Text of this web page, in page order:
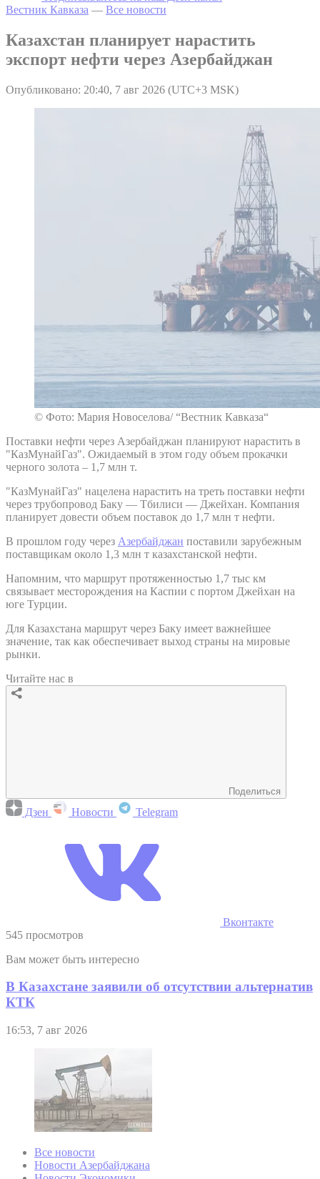
Вестник Кавказа — Все новости
Казахстан планирует нарастить
экспорт нефти через Азербайджан
Опубликовано: 20:40, 7 авг 2026 (UTC+3 MSK)
© Фото: Мария Новоселова/ “Вестник Кавказа“
Поставки нефти через Азербайджан планируют нарастить в
"КазМунайГаз". Ожидаемый в этом году объем прокачки
черного золота – 1,7 млн т.
"КазМунайГаз" нацелена нарастить на треть поставки нефти
через трубопровод Баку — Тбилиси — Джейхан. Компания
планирует довести объем поставок до 1,7 млн т нефти.
В прошлом году через Азербайджан поставили зарубежным
поставщикам около 1,3 млн т казахстанской нефти.
Напомним, что маршрут протяженностью 1,7 тыс км
связывает месторождения на Каспии с портом Джейхан на
юге Турции.
Для Казахстана маршрут через Баку имеет важнейшее
значение, так как обеспечивает выход страны на мировые
рынки.
Читайте нас в
Поделиться
Дзен Новости Telegram
Вконтакте
545 просмотров
Вам может быть интересно
В Казахстане заявили об отсутствии альтернатив
КТК
16:53, 7 авг 2026
Все новости
Новости Азербайджана